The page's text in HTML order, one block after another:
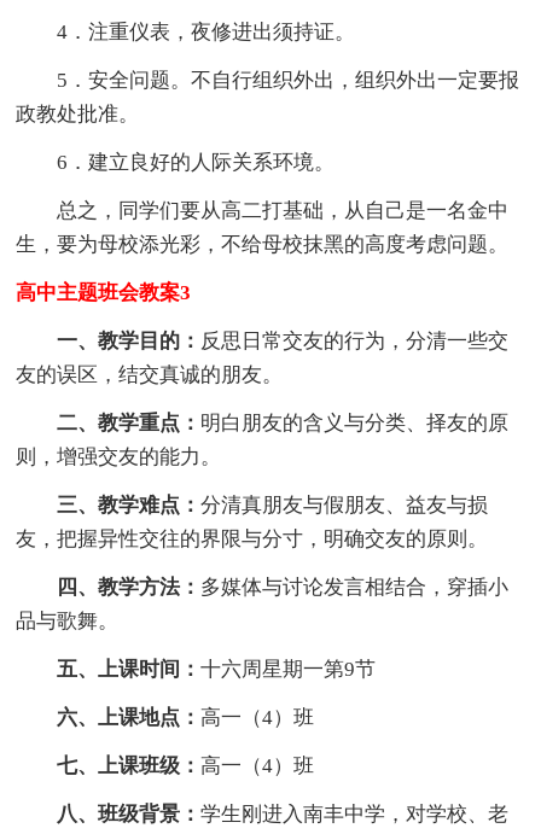
4．注重仪表，夜修进出须持证。
5．安全问题。不自行组织外出，组织外出一定要报
政教处批准。
6．建立良好的人际关系环境。
总之，同学们要从高二打基础，从自己是一名金中
生，要为母校添光彩，不给母校抹黑的高度考虑问题。
高中主题班会教案3
一、教学目的： 反思日常交友的行为，分清一些交
友的误区，结交真诚的朋友。
二、教学重点： 明白朋友的含义与分类、择友的原
则，增强交友的能力。
三、教学难点：分清真朋友与假朋友、益友与损
友，把握异性交往的界限与分寸，明确交友的原则。
四、教学方法： 多媒体与讨论发言相结合，穿插小
品与歌舞。
五、上课时间：十六周星期一第9节
六、上课地点：高一（4）班
七、上课班级：高一（4）班
八、班级背景：学生刚进入南丰中学，对学校、老